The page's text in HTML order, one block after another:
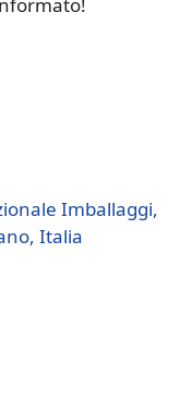
Imballaggi,
Italia